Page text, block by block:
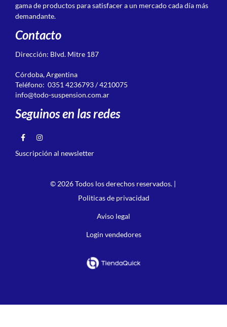
gama de productos para satisfacer a un mercado cada día más
demandante.
Contacto
Dirección: Blvd. Mitre 187
Córdoba, Argentina
Teléfono: 0351 4236793 / 4210075
info@todo-suspension.com.ar
Seguinos en las redes
Suscripción al newsletter
© 2026 Todos los derechos reservados. |
Politicas de privacidad
Aviso legal
Login vendedores